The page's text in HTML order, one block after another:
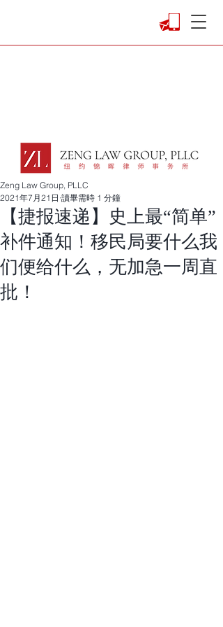
【捷报速递】史上最“简单”
补件通知！移民局要什么我
们便给什么，无加急一周直
批！
Zeng Law Group, PLLC
2021年7月21日 讀畢需時 1 分鐘